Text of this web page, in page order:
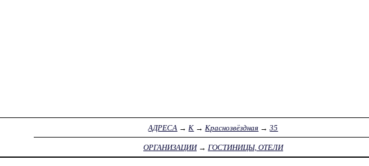
АДРЕСА → К → Краснозвёздная →35
ОРГАНИЗАЦИИ→ ГОСТИНИЦЫ, ОТЕЛИ